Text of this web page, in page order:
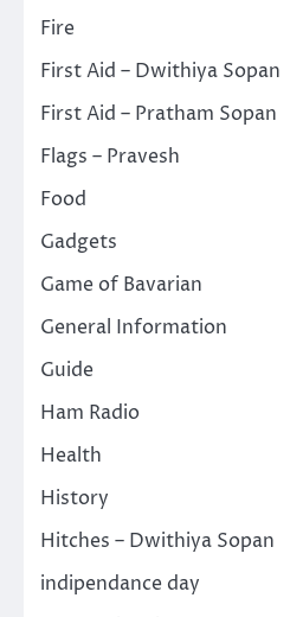
Fire
First Aid – Dwithiya Sopan
First Aid – Pratham Sopan
Flags – Pravesh
Food
Gadgets
Game of Bavarian
General Information
Guide
Ham Radio
Health
History
Hitches – Dwithiya Sopan
indipendance day